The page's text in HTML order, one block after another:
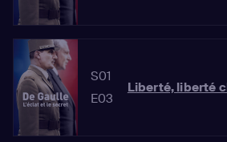
S01
E03
Liberté, liberté